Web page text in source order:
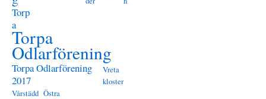
Torp
a
Torpa
Odlarförening
Torpa Odlarförening
2017
Vreta
kloster
Vårstädd Östra